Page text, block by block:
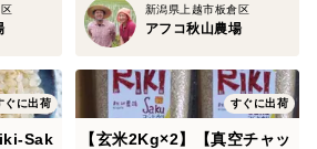
」「殺虫剤」「殺菌剤」
分かれます。
Saku」に
草剤」のみです。
新潟県上越市板倉区
アフコ秋山農場
ぐに出荷
Sak
すぐに出荷
【玄米2Kg×2】【真空チャッ